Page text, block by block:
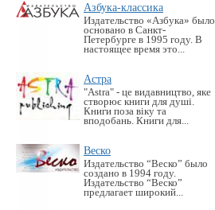
Азбука-классика
Издательство «Азбука» было
основано в Санкт-
Петербурге в 1995 году. В
настоящее время это...
Астра
"Astra" - це видавництво, яке
створює книги для душі.
Книги поза віку та
вподобань. Книги для...
Веско
Издательство “Веско” было
создано в 1994 году.
Издательство “Веско”
предлагает широкий...